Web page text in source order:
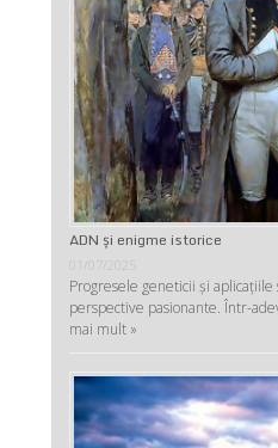
ADN şi enigme istorice
01/07/2025
Progresele geneticii şi aplicaţiile
perspective pasionante. Într-
mai mult »